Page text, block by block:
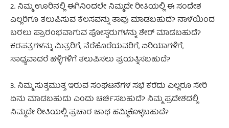
2. ನಿಮ್ಮ ಊರಿನಲ್ಲಿ ಈಗಿನಿಂದಲೇ ನಿಮ್ಮದೇ ರೀತಿಯಲ್ಲಿ ಈ ಸಂದೇಶ
ಎಲ್ಲರಿಗೂ ತಲುಪಿಸುವ ಕೆಲಸವನ್ನು ತಾವು ಮಾಡಬಹುದೆ? ನಾಳೆಯಿಂದ
ಬರಲು ಪ್ರಾರಂಭವಾಗುವ ಪೋಸ್ಟರುಗಳನ್ನು ಶೇರ್ ಮಾಡಬಹುದೆ?
ಕರಪತ್ರಗಳನ್ನು ಮಿತ್ರರಿಗೆ, ನೆರೆಹೊರೆಯವರಿಗೆ, ಏರಿಯಾಗಳಿಗೆ,
ಸಾಧ್ಯವಾದರೆ ಹಳ್ಳಿಗಳಿಗೆ ತಲುಪಿಸಲು ಪ್ರಯತ್ನಿಸಬಹುದೆ?
3. ನಿಮ್ಮ ಸುತ್ತಮುತ್ತ ಇರುವ ಸಂಘಟನೆಗಳ ಸಭೆ ಕರೆದು ಎಲ್ಲರೂ ಸೇರಿ
ಏನು ಮಾಡಬಹುದು ಎಂದು ಚರ್ಚಿಸಬಹುದೆ? ನಿಮ್ಮ ಪ್ರದೇಶದಲ್ಲಿ
ನಿಮ್ಮದೇ ರೀತಿಯಲ್ಲಿ ಪ್ರಚಾರ ಜಾಥ ಹಮ್ಮಿಕೊಳ್ಳಬಹುದೆ?